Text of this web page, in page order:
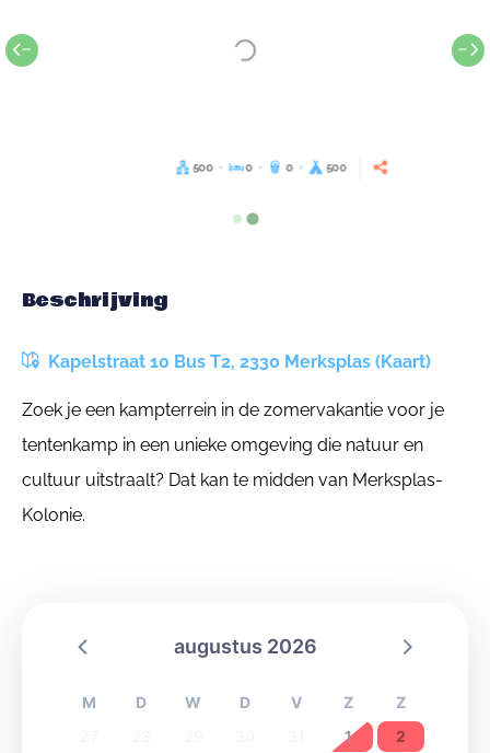
500 0 0 500
Beschrijving
Kapelstraat 10 Bus T2, 2330 Merksplas (Kaart)
Zoek je een kampterrein in de zomervakantie voor je
tentenkamp in een unieke omgeving die natuur en
cultuur uitstraalt? Dat kan te midden van Merksplas-
Kolonie.
augustus 2026
M D W D V Z
Z
1
2